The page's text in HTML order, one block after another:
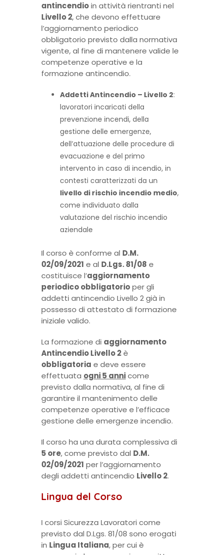
antincendioin attività rientranti nel
Livello 2, che devono effettuare
l’aggiornamento periodico
obbligatorio previsto dalla normativa
vigente, al fine di mantenere valide le
competenze operative e la
formazione antincendio.
Addetti Antincendio – Livello 2:
lavoratori incaricati della
prevenzione incendi, della
gestione delle emergenze,
dell’attuazione delle procedure di
evacuazione e del primo
intervento in caso di incendio, in
contesti caratterizzati da un
livello di rischio incendio medio,
come individuato dalla
valutazione del rischio incendio
aziendale
Il corso è conforme al D.M.
02/09/2021 e al D.Lgs. 81/08 e
costituisce l’aggiornamento
periodico obbligatorioper gli
addetti antincendio Livello 2 già in
possesso di attestato di formazione
iniziale valido.
La formazione di aggiornamento
Antincendio Livello 2è
obbligatoria e deve essere
effettuata ogni 5 annicome
previsto dalla normativa, al fine di
garantire il mantenimento delle
competenze operative e l’efficace
gestione delle emergenze incendio.
Il corso ha una durata complessiva di
5 ore, come previsto dal D.M.
02/09/2021 per l’aggiornamento
degli addetti antincendio Livello 2.
Lingua del Corso
I corsi Sicurezza Lavoratori come
previsto dal D.Lgs. 81/08 sono erogati
in Lingua Italiana, per cui è